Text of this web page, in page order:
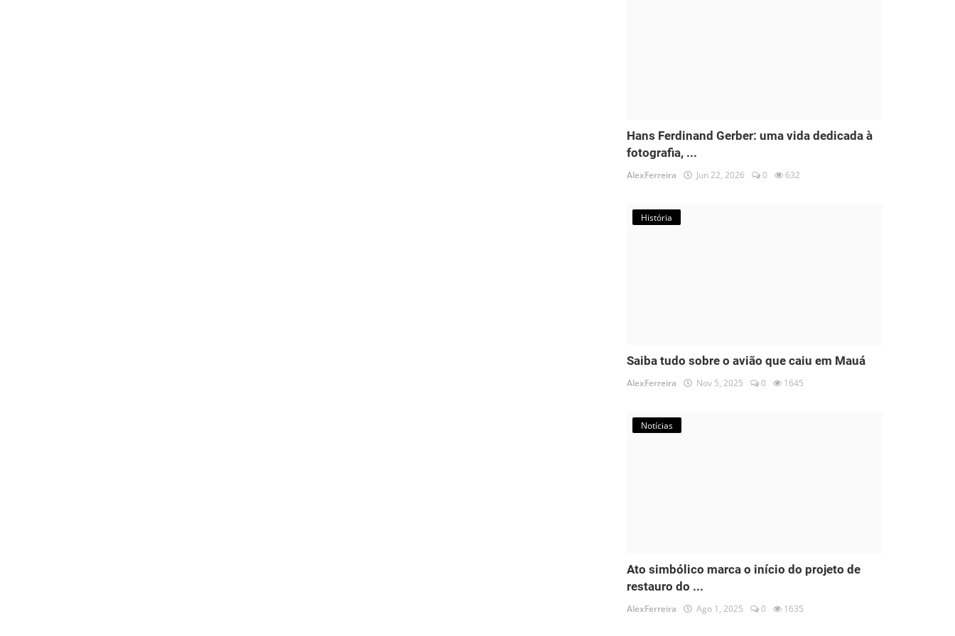
Hans Ferdinand Gerber: uma vida dedicada à
fotografia, ...
AlexFerreira Jun 22, 2026 0 632
História
Saiba tudo sobre o avião que caiu em Mauá
AlexFerreira Nov 5, 2025 0 1645
Notícias
Ato simbólico marca o início do projeto de
restauro do ...
AlexFerreira Ago 1, 2025 0 1635